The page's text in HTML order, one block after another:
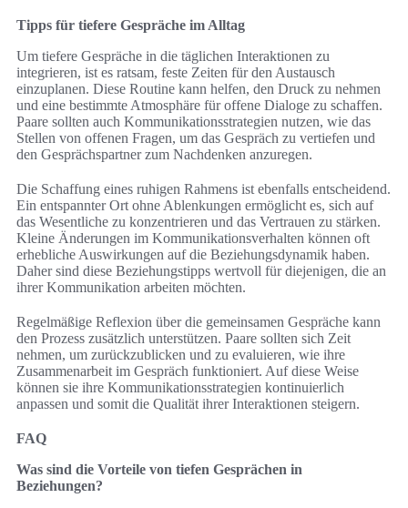
Tipps für tiefere Gespräche im Alltag
Um tiefere Gespräche in die täglichen Interaktionen zu
integrieren, ist es ratsam, feste Zeiten für den Austausch
einzuplanen. Diese Routine kann helfen, den Druck zu nehmen
und eine bestimmte Atmosphäre für offene Dialoge zu schaffen.
Paare sollten auch Kommunikationsstrategien nutzen, wie das
Stellen von offenen Fragen, um das Gespräch zu vertiefen und
den Gesprächspartner zum Nachdenken anzuregen.
Die Schaffung eines ruhigen Rahmens ist ebenfalls entscheidend.
Ein entspannter Ort ohne Ablenkungen ermöglicht es, sich auf
das Wesentliche zu konzentrieren und das Vertrauen zu stärken.
Kleine Änderungen im Kommunikationsverhalten können oft
erhebliche Auswirkungen auf die Beziehungsdynamik haben.
Daher sind diese Beziehungstipps wertvoll für diejenigen, die an
ihrer Kommunikation arbeiten möchten.
Regelmäßige Reflexion über die gemeinsamen Gespräche kann
den Prozess zusätzlich unterstützen. Paare sollten sich Zeit
nehmen, um zurückzublicken und zu evaluieren, wie ihre
Zusammenarbeit im Gespräch funktioniert. Auf diese Weise
können sie ihre Kommunikationsstrategien kontinuierlich
anpassen und somit die Qualität ihrer Interaktionen steigern.
FAQ
Was sind die Vorteile von tiefen Gesprächen in
Beziehungen?